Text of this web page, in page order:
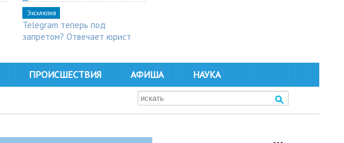
Эксклюзив
Telegram теперь под
запретом? Отвечает юрист
ПРОИСШЕСТВИЯ АФИША НАУКА